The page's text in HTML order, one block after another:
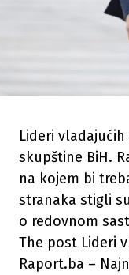
Lideri
skupštine BiH.
na kojem bi
stranaka stigli
o redovnom
The post Lideri
Raport.ba –